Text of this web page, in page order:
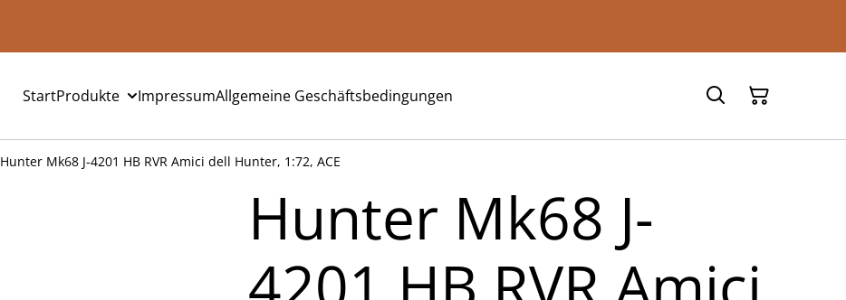
StartProdukte ImpressumAllgemeine Geschäftsbedingungen
Hunter Mk68 J-4201 HB RVR Amici dell Hunter, 1:72, ACE
Hunter Mk68 J-